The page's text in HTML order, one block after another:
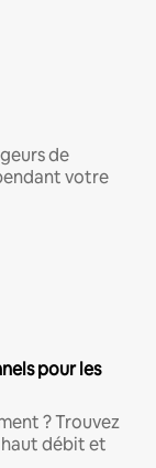
de
votre
pour les
? Trouvez
haut débit et